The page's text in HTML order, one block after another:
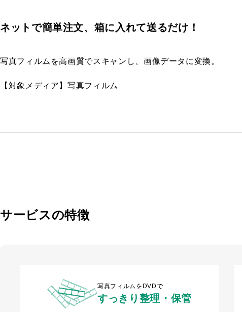
ネットで簡単注文、箱に入れて送るだけ！
写真フィルムを高画質でスキャンし、画像データに変換。
【対象メディア】写真フィルム
サービスの特徴
写真フィルムをDVDで
すっきり整理・保管